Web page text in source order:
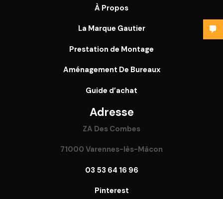
À Propos
La Marque Gautier
Prestation de Montage
Aménagement De Bureaux
Guide d’achat
Adresse
ZA Des Combes
71000 Varennes-lès-Mâcon
03 53 64 16 96
Pinterest